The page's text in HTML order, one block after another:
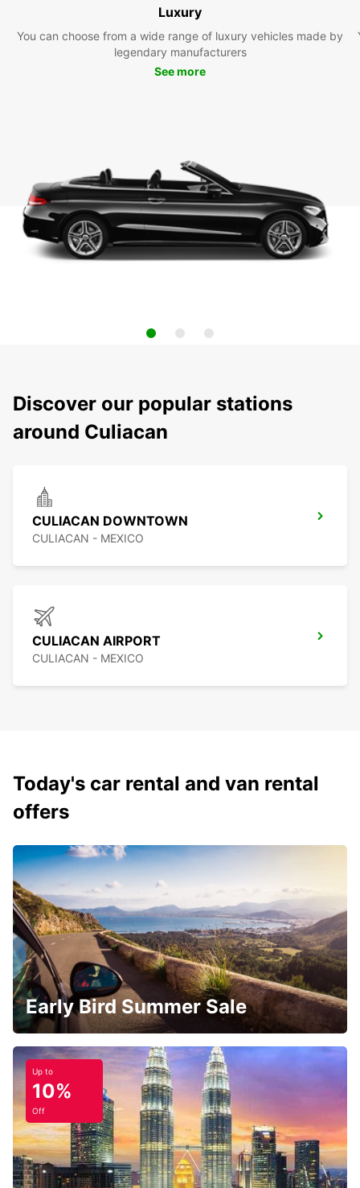
Luxury
You can choose from a wide range of luxury vehicles made by
legendary manufacturers
See more
Discover our popular stations
around Culiacan
CULIACAN DOWNTOWN
CULIACAN - MEXICO
CULIACAN AIRPORT
CULIACAN - MEXICO
Today's car rental and van rental
offers
Early Bird Summer Sale
Up to
10%
Off